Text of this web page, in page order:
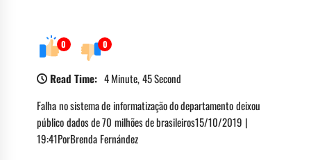
0 0
Read Time: 4 Minute, 45 Second
Falha no sistema de informatização do departamento deixou
público dados de 70 milhões de brasileiros15/10/2019 |
19:41PorBrenda Fernández